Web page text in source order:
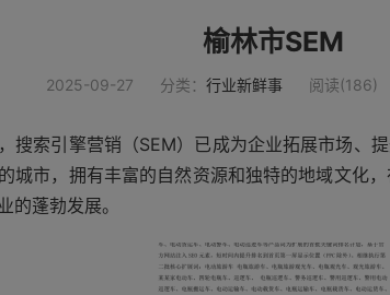
榆林市SEM
2025-09-27 分类： 行业新鲜事 阅读(186)
搜索引擎营销（SEM）已成为企业拓展市场、
城市，拥有丰富的自然资源和独特的地域文化
的蓬勃发展。